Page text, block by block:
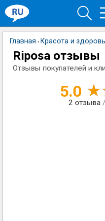
Главная › Красота и
Riposa отзывы
Отзывы покупателей и
5.0
2 отзыва